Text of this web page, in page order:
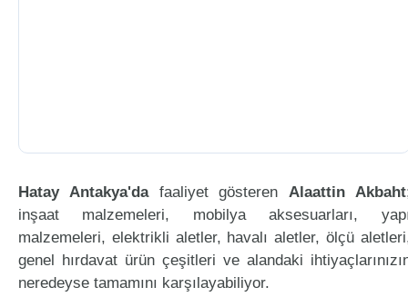
Hatay Antakya'dafaaliyet gösterenAlaattin Akbaht
inşaat malzemeleri, mobilya aksesuarları,
malzemeleri, elektrikli aletler, havalı aletler, ölçü
genel hırdavat ürün çeşitleri ve alandaki
neredeyse tamamını karşılayabiliyor.